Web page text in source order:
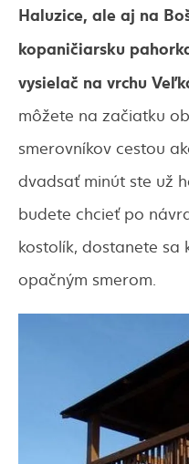
Haluzice, ale aj na
kopaničiarsku
vysielač na vrchu
môžete na začiatku
smerovníkov cestou
dvadsať minút ste už
budete chcieť po
kostolík, dostanete sa
opačným smerom.